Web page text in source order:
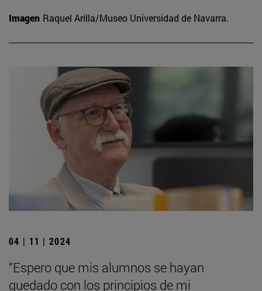
Imagen Raquel Arilla/Museo Universidad de Navarra.
04 | 11 | 2024
“Espero que mis alumnos se hayan
quedado con los principios de mi